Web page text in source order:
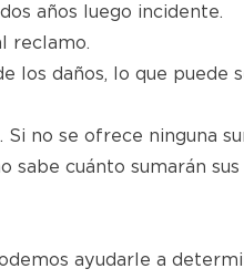
años luego incidente.
reclamo.
los daños, lo que puede
no se ofrece ninguna
sabe cuánto sumarán
ayudarle a